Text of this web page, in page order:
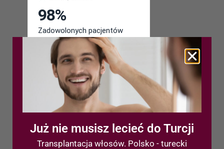
Już nie musisz lecieć do Turcji
Transplantacja włosów. Polsko - turecki